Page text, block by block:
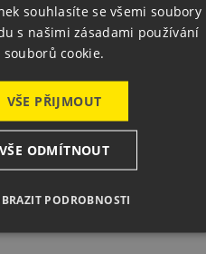
souhlasíte se všemi soubory
s našimi zásadami používání
souborů cookie.
VŠE PŘIJMOUT
VŠE ODMÍTNOUT
PODROBNOSTI